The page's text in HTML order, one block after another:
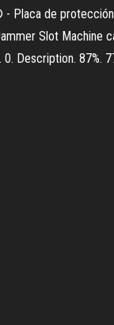
Placa de
Slot
Description. 87%.